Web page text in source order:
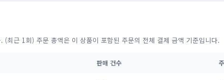
(최근 1회) 주문 총액은 이 상품이 포함된 주문의 전체 결제 금액 기준입니다.
판매 건수